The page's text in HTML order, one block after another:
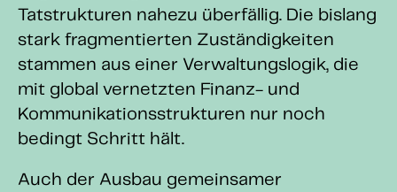
Tatstrukturen nahezu überfällig. Die bislang
stark fragmentierten Zuständigkeiten
stammen aus einer Verwaltungslogik, die
mit global vernetzten Finanz- und
Kommunikationsstrukturen nur noch
bedingt Schritt hält.
Auch der Ausbau gemeinsamer